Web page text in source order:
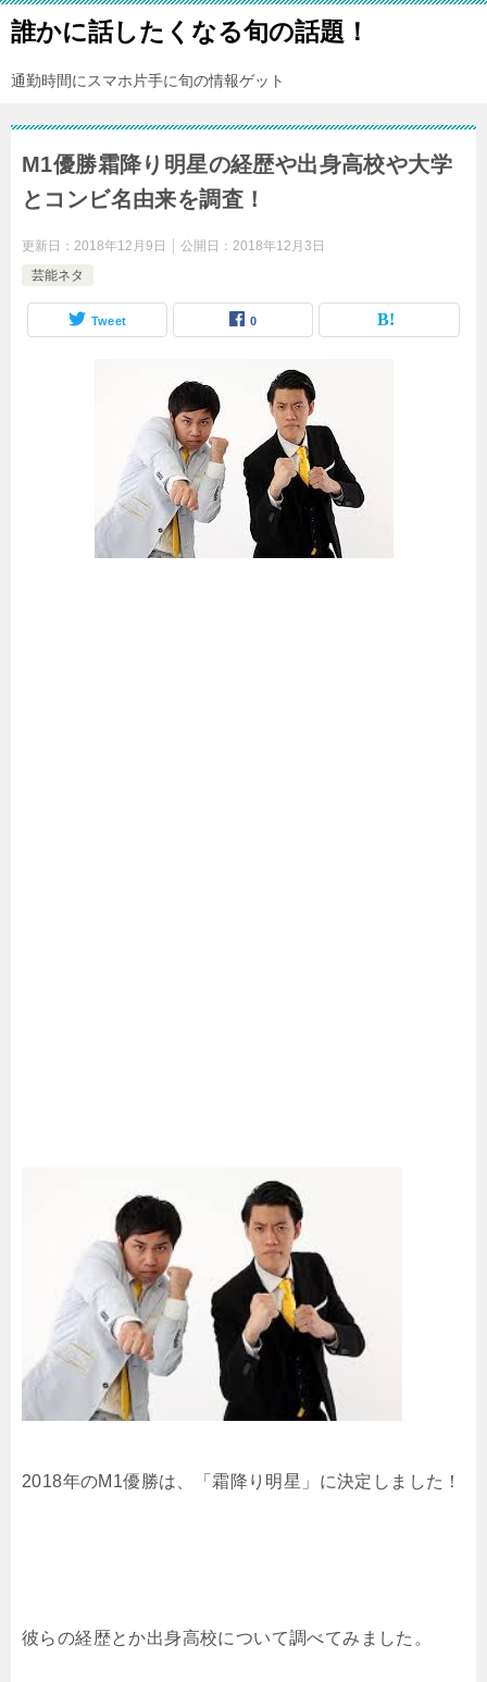
誰かに話したくなる旬の話題！
通勤時間にスマホ片手に旬の情報ゲット
M1優勝霜降り明星の経歴や出身高校や大学
とコンビ名由来を調査！
更新日： 2018年12月9日 公開日： 2018年12月3日
芸能ネタ
Tweet 0
2018年のM1優勝は、「霜降り明星」に決定しました！
彼らの経歴とか出身高校について調べてみました。